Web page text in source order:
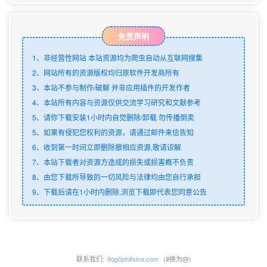
免责声明
1、非经营性网站 本站资源均为爬虫自动从互联网搜集
2、网站所有的资源版权均归原软件开发商所有
3、本站不参与制作/破解 并非应用插件的开发作者
4、本站所有内容与资源仅供交流学习研究和文献参考
5、请你下载安装1小时内自觉删除/卸载 勿传播倒卖
5、如果有侵犯您权利的资源，请通过邮件来信告知
6、收到第一时间立即删除撤相应资源,敬请谅解
7、本站下载者对资源方造成的损失或损害概不负责
8、由您下载所导致的一切风险与法律均由您自行承担
9、下载后请在1小时内删除,浏览下载即代表您同意公告
联系我们: 9qg0ph#sina.com (#换为@)